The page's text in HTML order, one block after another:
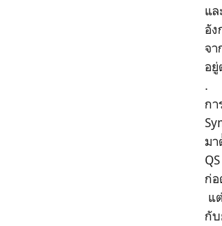
แ
อั
จา
อยู่
.
กา
มา
ก่อ
แ
กับ